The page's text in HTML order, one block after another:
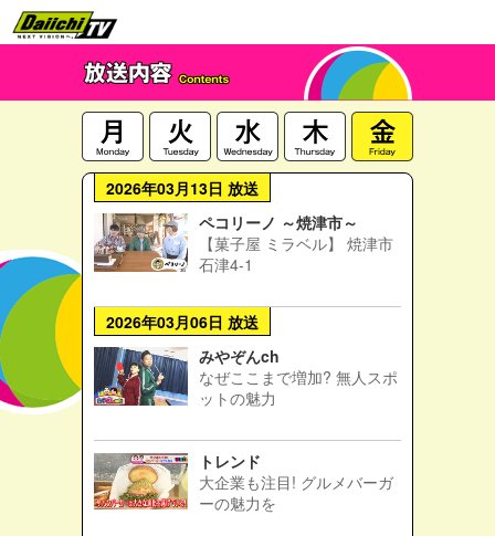
2026年03月13日 放送
ペコリーノ ～焼津市～
【菓子屋 ミラベル】 焼津市
石津4-1
2026年03月06日 放送
みやぞんch
なぜここまで増加? 無人スポ
ットの魅力
トレンド
大企業も注目! グルメバーガ
ーの魅力を